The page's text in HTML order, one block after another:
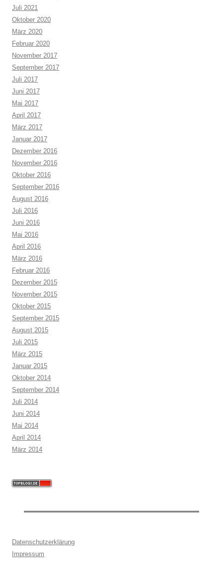
Juli 2021
Oktober 2020
März 2020
Februar 2020
November 2017
September 2017
Juli 2017
Juni 2017
Mai 2017
April 2017
März 2017
Januar 2017
Dezember 2016
November 2016
Oktober 2016
September 2016
August 2016
Juli 2016
Juni 2016
Mai 2016
April 2016
März 2016
Februar 2016
Dezember 2015
November 2015
Oktober 2015
September 2015
August 2015
Juli 2015
März 2015
Januar 2015
Oktober 2014
September 2014
Juli 2014
Juni 2014
Mai 2014
April 2014
März 2014
Datenschutzerklärung
Impressum